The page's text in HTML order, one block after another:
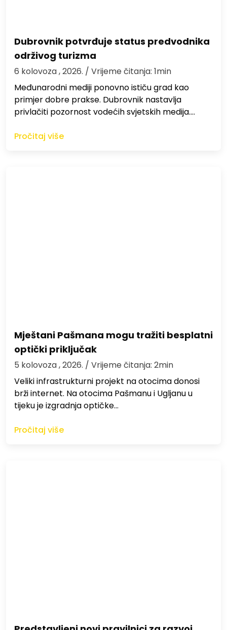
Dubrovnik potvrđuje status predvodnika
održivog turizma
6 kolovoza , 2026. / Vrijeme čitanja: 1min
Međunarodni mediji ponovno ističu grad kao
primjer dobre prakse. Dubrovnik nastavlja
privlačiti pozornost vodećih svjetskih medija.…
Pročitaj više
Mještani Pašmana mogu tražiti besplatni
optički priključak
5 kolovoza , 2026. / Vrijeme čitanja: 2min
Veliki infrastrukturni projekt na otocima donosi
brži internet. Na otocima Pašmanu i Ugljanu u
tijeku je izgradnja optičke…
Pročitaj više